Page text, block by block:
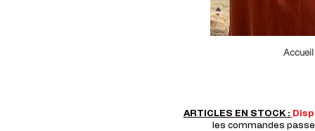
Accueil
ARTICLES EN STOCK :
les commandes